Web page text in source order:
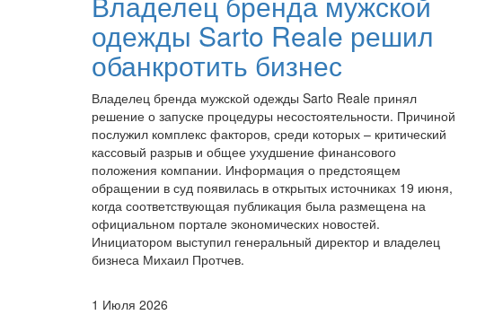
одежды Sarto Reale решил
обанкротить бизнес
Владелец бренда мужской одежды Sarto Reale принял
решение о запуске процедуры несостоятельности. Причиной
послужил комплекс факторов, среди которых – критический
кассовый разрыв и общее ухудшение финансового
положения компании. Информация о предстоящем
обращении в суд появилась в открытых источниках 19 июня,
когда соответствующая публикация была размещена на
официальном портале экономических новостей.
Инициатором выступил генеральный директор и владелец
бизнеса Михаил Протчев.
1 Июля 2026